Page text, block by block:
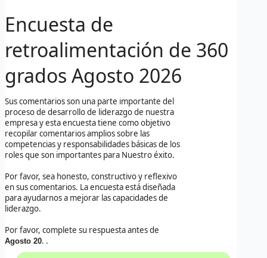
Encuesta de
retroalimentación de 360
grados Agosto 2026
Sus comentarios son una parte importante del
proceso de desarrollo de liderazgo de nuestra
empresa y esta encuesta tiene como objetivo
recopilar comentarios amplios sobre las
competencias y responsabilidades básicas de los
roles que son importantes para Nuestro éxito.
Por favor, sea honesto, constructivo y reflexivo
en sus comentarios. La encuesta está diseñada
para ayudarnos a mejorar las capacidades de
liderazgo.
Por favor, complete su respuesta antes de
Agosto 20. .